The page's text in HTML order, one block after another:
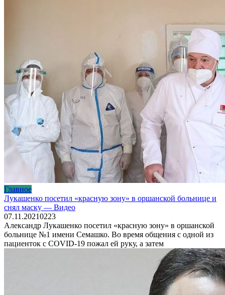
Главное
Лукашенко посетил «красную зону» в оршанской больнице и
снял маску — Видео
07.11.20210223
Александр Лукашенко посетил «красную зону» в оршанской
больнице №1 имени Семашко. Во время общения с одной из
пациенток с COVID-19 пожал ей руку, а затем